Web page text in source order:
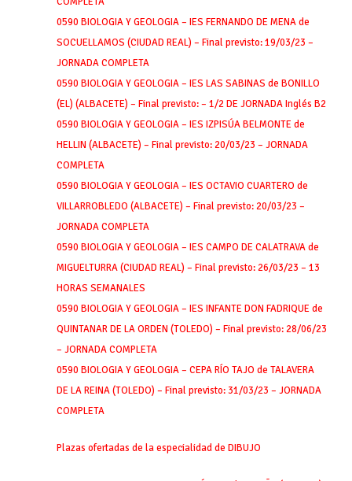
0590 BIOLOGIA Y GEOLOGIA – IES FERNANDO DE MENA de
SOCUELLAMOS (CIUDAD REAL) – Final previsto: 19/03/23 –
JORNADA COMPLETA
0590 BIOLOGIA Y GEOLOGIA – IES LAS SABINAS de BONILLO
(EL) (ALBACETE) – Final previsto: – 1/2 DE JORNADA Inglés B2
0590 BIOLOGIA Y GEOLOGIA – IES IZPISÚA BELMONTE de
HELLIN (ALBACETE) – Final previsto: 20/03/23 – JORNADA
COMPLETA
0590 BIOLOGIA Y GEOLOGIA – IES OCTAVIO CUARTERO de
VILLARROBLEDO (ALBACETE) – Final previsto: 20/03/23 –
JORNADA COMPLETA
0590 BIOLOGIA Y GEOLOGIA – IES CAMPO DE CALATRAVA de
MIGUELTURRA (CIUDAD REAL) – Final previsto: 26/03/23 – 13
HORAS SEMANALES
0590 BIOLOGIA Y GEOLOGIA – IES INFANTE DON FADRIQUE de
QUINTANAR DE LA ORDEN (TOLEDO) – Final previsto: 28/06/23
– JORNADA COMPLETA
0590 BIOLOGIA Y GEOLOGIA – CEPA RÍO TAJO de TALAVERA
DE LA REINA (TOLEDO) – Final previsto: 31/03/23 – JORNADA
COMPLETA
Plazas ofertadas de la especialidad de DIBUJO